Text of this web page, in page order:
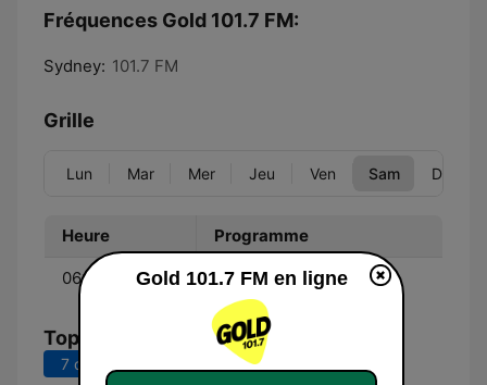
Fréquences Gold 101.7 FM:
Sydney: 101.7 FM
Grille
Lun Mar Mer Jeu Ven Sam Dim
Heure Programme
06:00 - 09:00 Jonesy & Amanda
Top titres
7 derniers jours 30 derniers jours
Gold 101.7 FM en ligne